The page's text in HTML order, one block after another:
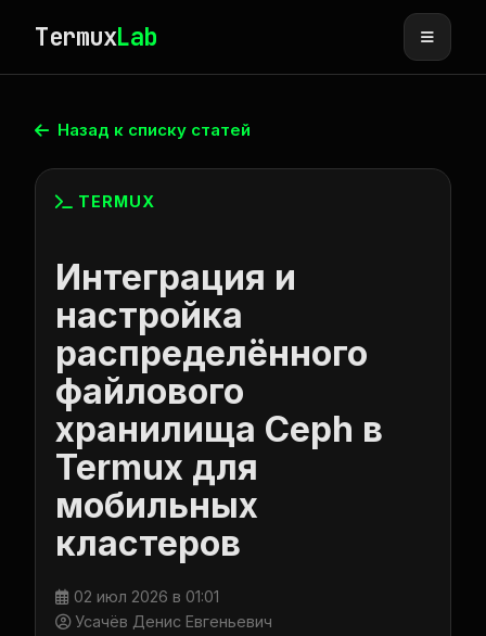
TermuxLab
Назад к списку статей
TERMUX
Интеграция и
настройка
распределённого
файлового
хранилища Ceph в
Termux для
мобильных
кластеров
02 июл 2026 в 01:01
Усачёв Денис Евгеньевич